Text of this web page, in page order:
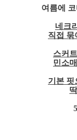
여름에
네크
직접 묶
스커
민소
기본 핏